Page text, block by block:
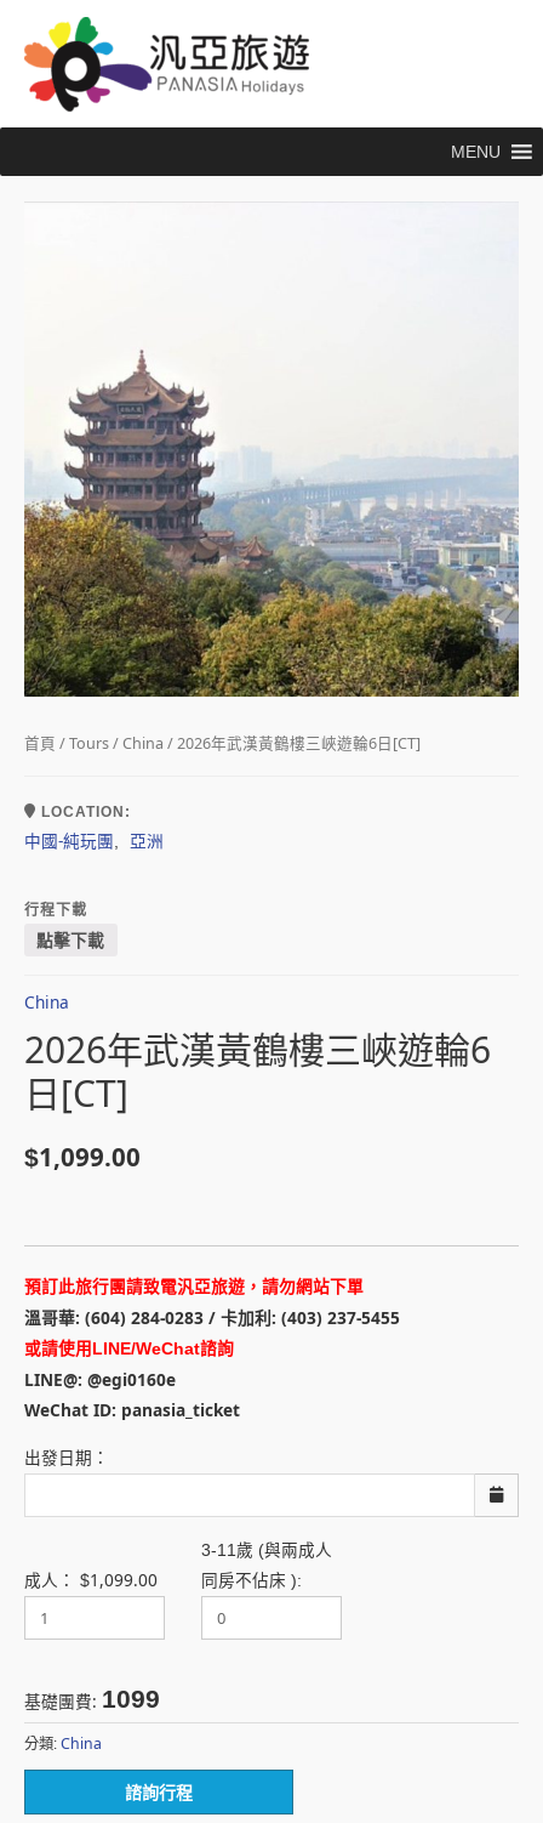
內
MENU
首頁 /Tours/China / 2026年武漢黃鶴樓三峽遊輪6日[CT]
LOCATION:
中國-純玩團, 亞洲
行程下載
點擊下載
China
2026年武漢黃鶴樓三峽遊輪6
日[CT]
$1,099.00
預訂此旅行團請致電汎亞旅遊，請勿網站下單
溫哥華: (604) 284-0283 / 卡加利: (403) 237-5455
或請使用LINE/WeChat諮詢
LINE@: @egi0160e
WeChat ID: panasia_ticket
出發日期：
成人： $1,099.00
3-11歲 (與兩成人
同房不佔床 ):
基礎團費: 1099
分類: China
諮詢行程